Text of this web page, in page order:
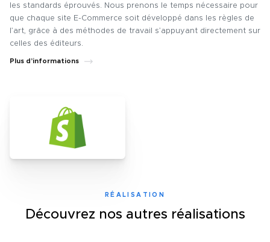
les standards éprouvés. Nous prenons le temps nécessaire pour
que chaque site E-Commerce soit développé dans les règles de
l’art, grâce à des méthodes de travail s’appuyant directement sur
celles des éditeurs.
Plus d’informations
RÉALISATION
Découvrez nos autres réalisations